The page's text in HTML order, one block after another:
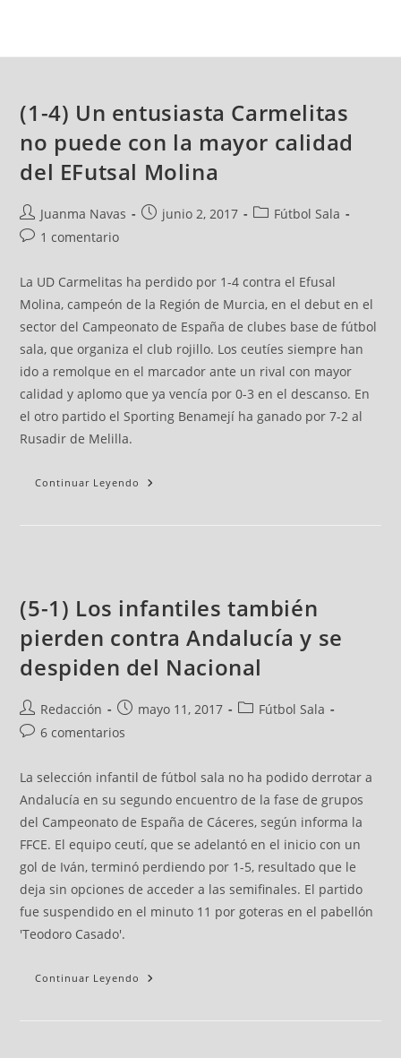
(1-4) Un entusiasta Carmelitas
no puede con la mayor calidad
del EFutsal Molina
Juanma Navas junio 2, 2017
Fútbol Sala
1 comentario
La UD Carmelitas ha perdido por 1-4 contra el Efusal
Molina, campeón de la Región de Murcia, en el debut en el
sector del Campeonato de España de clubes base de fútbol
sala, que organiza el club rojillo. Los ceutíes siempre han
ido a remolque en el marcador ante un rival con mayor
calidad y aplomo que ya vencía por 0-3 en el descanso. En
el otro partido el Sporting Benamejí ha ganado por 7-2 al
Rusadir de Melilla.
Continuar Leyendo
(5-1) Los infantiles también
pierden contra Andalucía y se
despiden del Nacional
Redacción mayo 11, 2017
Fútbol Sala
6 comentarios
La selección infantil de fútbol sala no ha podido derrotar a
Andalucía en su segundo encuentro de la fase de grupos
del Campeonato de España de Cáceres, según informa la
FFCE. El equipo ceutí, que se adelantó en el inicio con un
gol de Iván, terminó perdiendo por 1-5, resultado que le
deja sin opciones de acceder a las semifinales. El partido
fue suspendido en el minuto 11 por goteras en el pabellón
'Teodoro Casado'.
Continuar Leyendo